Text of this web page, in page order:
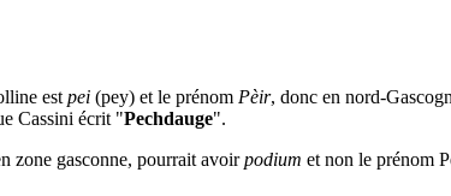
est pei (pey) et le prénom Pèir, donc en nord-
Cassini écrit "Pechdauge".
zone gasconne, pourrait avoirpodium et non le prénom